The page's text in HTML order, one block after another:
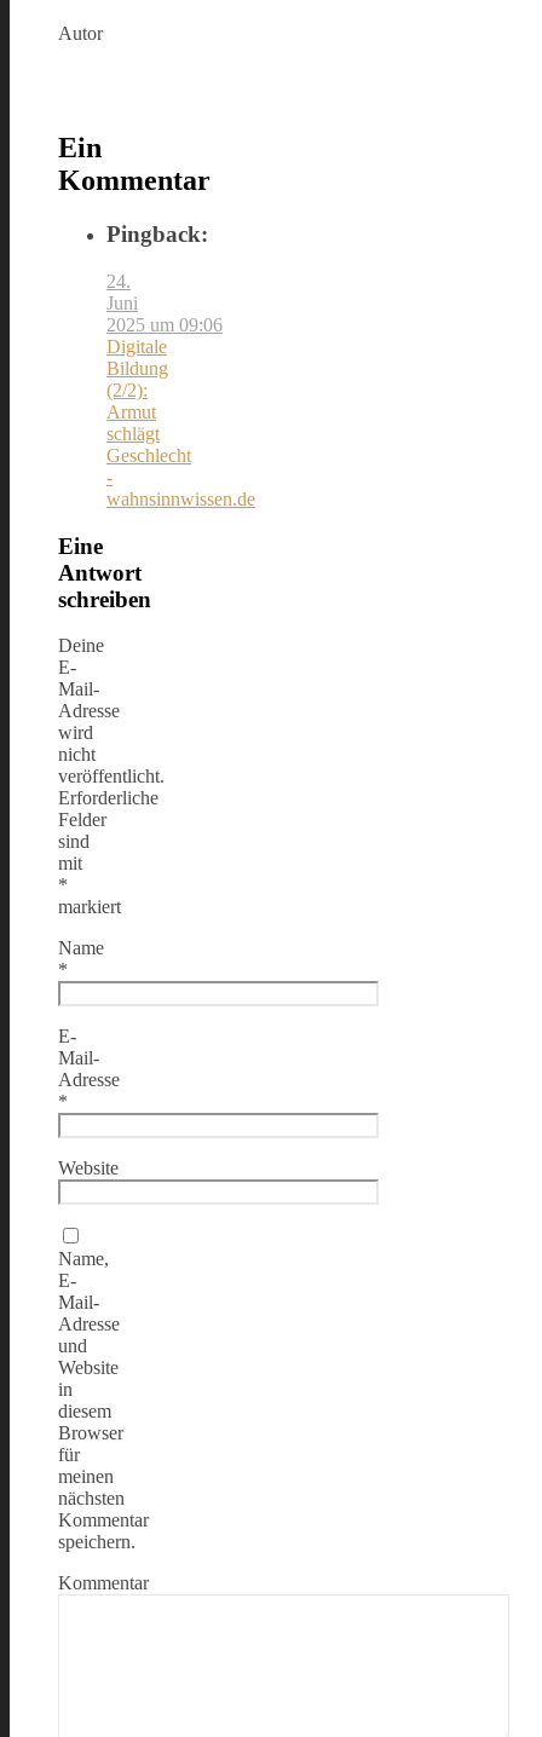
Autor
Ein
Kommentar
Pingback:
24.
Juni
2025 um 09:06
Digitale
Bildung
(2/2):
Armut
schlägt
Geschlecht
-
wahnsinnwissen.de
Eine
Antwort
schreiben
Deine
E-
Mail-
Adresse
wird
nicht
veröffentlicht.
Erforderliche
Felder
sind
mit
*
markiert
Name
*
E-
Mail-
Adresse
*
Website
Name,
E-
Mail-
Adresse
und
Website
in
diesem
Browser
für
meinen
nächsten
Kommentar
speichern.
Kommentar